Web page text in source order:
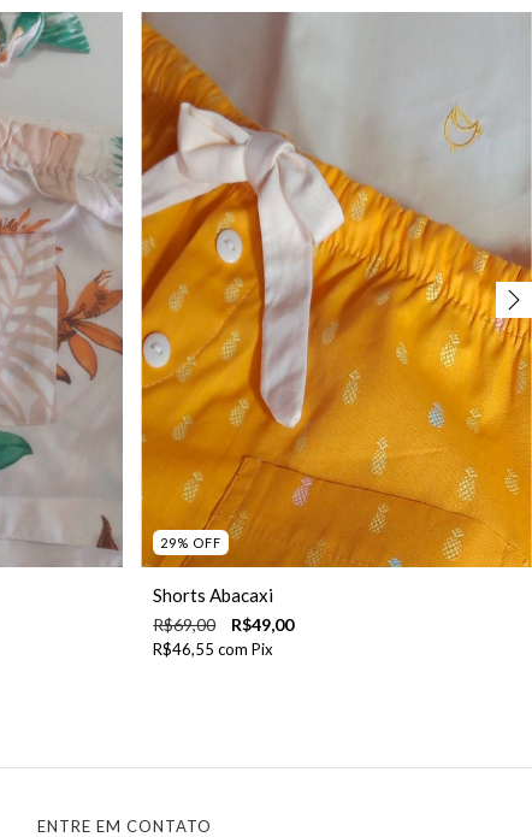
29% OFF
Shorts Abacaxi
R$69,00 R$49,00
R$46,55com Pix
ENTRE EM CONTATO